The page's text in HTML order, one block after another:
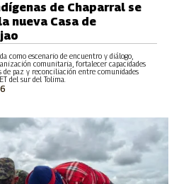
como escenario de encuentro y diálogo,
comunitaria, fortalecer capacidades
de paz y reconciliación entre comunidades
del sur del Tolima.
de Chaparral se
nueva Casa de